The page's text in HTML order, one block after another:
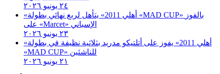
٢٤ يونيو ٢٠٢٦
«أهلي 2011» يتأهل لربع نهائي بطولة «MAD CUP» بالفوز
على «Marcet» الإسباني
٢٣ يونيو ٢٠٢٦
«أهلي 2011» يفوز على أتلتيكو مدريد بثلاثية نظيفة في بطولة
«MAD CUP» للناشئين
٢١ يونيو ٢٠٢٦